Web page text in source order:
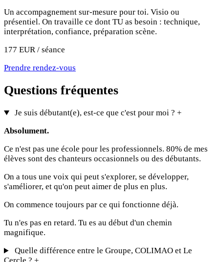
Un accompagnement sur-mesure pour toi. Visio ou
présentiel. On travaille ce dont TU as besoin : technique,
interprétation, confiance, préparation scène.
177 EUR / séance
Prendre rendez-vous
Questions fréquentes
Je suis débutant(e), est-ce que c'est pour moi ?+
Absolument.
Ce n'est pas une école pour les professionnels. 80% de mes
élèves sont des chanteurs occasionnels ou des débutants.
On a tous une voix qui peut s'explorer, se développer,
s'améliorer, et qu'on peut aimer de plus en plus.
On commence toujours par ce qui fonctionne déjà.
Tu n'es pas en retard. Tu es au début d'un chemin
magnifique.
Quelle différence entre le Groupe, COLIMAO et Le